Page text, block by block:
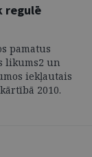
regulē
pamatus
likums2 un
iekļautais
2010.